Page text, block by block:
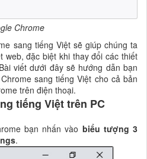
Chrome
sang tiếng Việt sẽ giúp chúng ta
web, đặc biệt khi thay đổi các thiết
viết dưới đây sẽ hướng dẫn bạn
sang tiếng Việt cho cả bản
trên điện thoại.
tiếng Việt trên PC
bạn nhấn vào biểu tượng 3
.